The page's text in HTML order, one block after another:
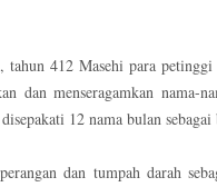
412 Masehi para
dan menseragamkan nama-
12 nama bulan
dan tumpah darah